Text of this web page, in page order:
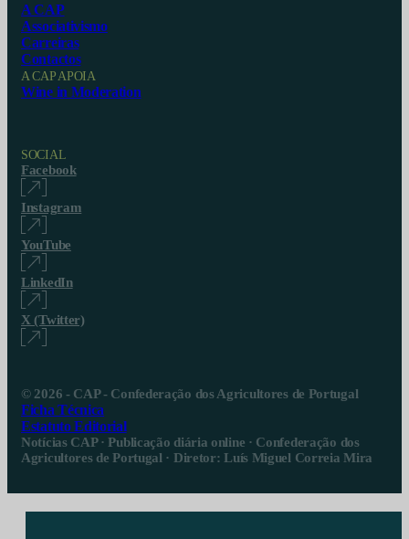
A CAP
Associativismo
Carreiras
Contactos
A CAP APOIA
Wine in Moderation
SOCIAL
Facebook
Instagram
YouTube
LinkedIn
X (Twitter)
© 2026 - CAP - Confederação dos Agricultores de Portugal
Ficha Técnica
Estatuto Editorial
Notícias CAP · Publicação diária online · Confederação dos
Agricultores de Portugal · Diretor: Luís Miguel Correia Mira